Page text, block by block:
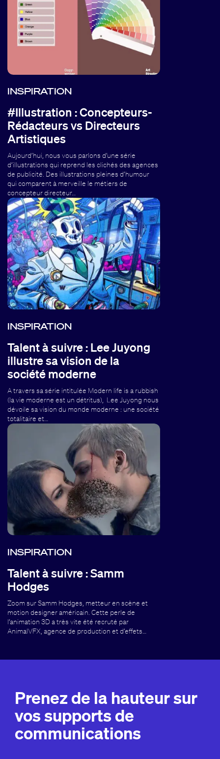
INSPIRATION
#Illustration : Concepteurs-
Rédacteurs vs Directeurs
Artistiques
Aujourd’hui, nous vous parlons d’une série
d’illustrations qui reprend les clichés des agences
de publicité. Des illustrations pleines d’humour
qui comparent à merveille le métiers de
concepteur directeur…
INSPIRATION
Talent à suivre : Lee Juyong
illustre sa vision de la
société moderne
A travers sa série intitulée Modern life is a rubbish
(la vie moderne est un détritus), Lee Juyong nous
dévoile sa vision du monde moderne : une société
totalitaire et…
INSPIRATION
Talent à suivre : Samm
Hodges
Zoom sur Samm Hodges, metteur en scène et
motion designer américain. Cette perle de
l’animation 3D a très vite été recruté par
AnimalVFX, agence de production et d’effets…
Prenez de la hauteur sur
vos supports de
communications